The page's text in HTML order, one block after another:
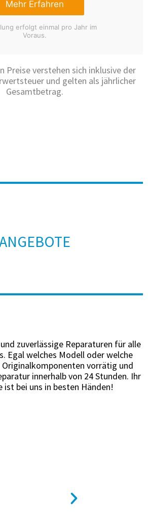
Mehr Erfahren
erfolgt einmal pro Jahr im
Voraus.
Preise verstehen sich inklusive der
und gelten als jährlicher
Gesamtbetrag.
zuverlässige Reparaturen für alle
Egal welches Modell oder welche
Originalkomponenten vorrätig und
innerhalb von 24 Stunden. Ihr
ist bei uns in besten Händen!